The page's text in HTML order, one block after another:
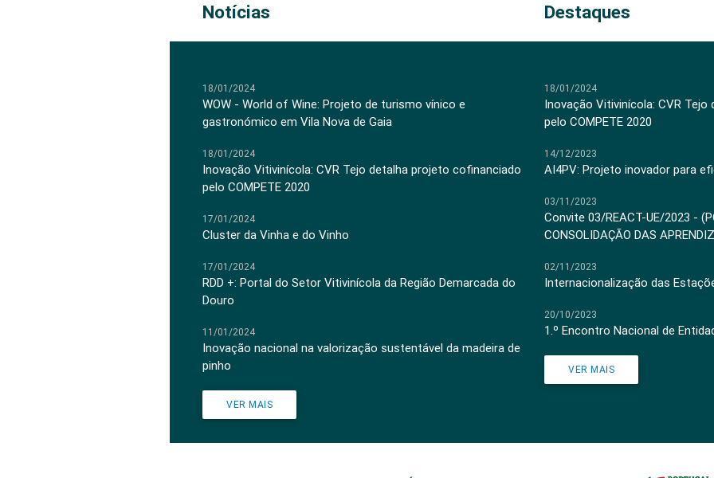
Notícias Destaques
18/01/2024
WOW - World of Wine: Projeto de turismo vínico e
gastronómico em Vila Nova de Gaia
18/01/2024
Inovação Vitivinícola: CVR Tejo detalha projeto cofinanciado
pelo COMPETE 2020
17/01/2024
Cluster da Vinha e do Vinho
17/01/2024
RDD +: Portal do Setor Vitivinícola da Região Demarcada do
Douro
11/01/2024
Inovação nacional na valorização sustentável da madeira de
pinho
VER MAIS
18/01/2024
Inovação Vitivinícola: CVR
pelo COMPETE 2020
14/12/2023
AI4PV: Projeto inovador para
03/11/2023
Convite 03/REACT-UE/2023 -
CONSOLIDAÇÃO DAS
02/11/2023
Internacionalização das
20/10/2023
1.º Encontro Nacional de
VER MAIS